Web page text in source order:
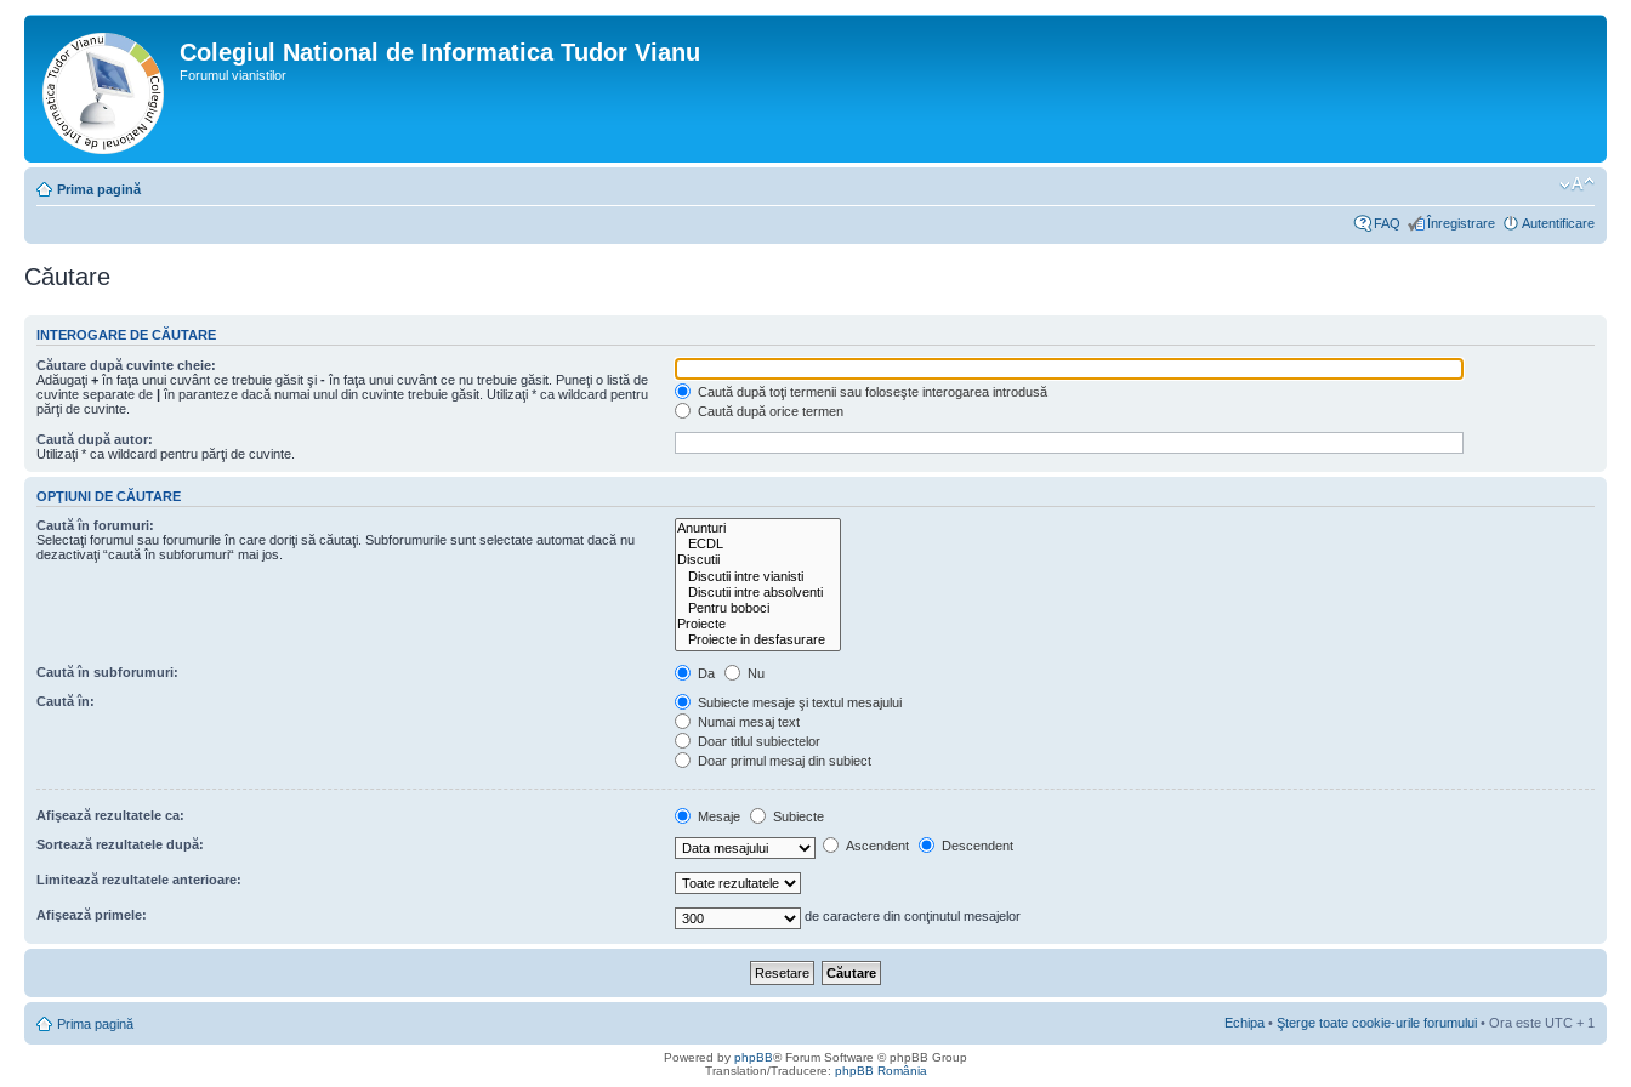
Colegiul National de Informatica Tudor Vianu
Forumul vianistilor
Prima pagină
FAQ Înregistrare Autentificare
Căutare
INTEROGARE DE CĂUTARE
Căutare după cuvinte cheie:
Adăugaţi + în faţa unui cuvânt ce trebuie găsit şi - în faţa unui cuvânt ce nu trebuie găsit. Puneţi o listă de
cuvinte separate de | în paranteze dacă numai unul din cuvinte trebuie găsit. Utilizaţi * ca wildcard pentru
părţi de cuvinte.
Caută după toţi termenii sau foloseşte interogarea introdusă
Caută după orice termen
Caută după autor:
Utilizaţi * ca wildcard pentru părţi de cuvinte.
OPŢIUNI DE CĂUTARE
Caută în forumuri:
Selectaţi forumul sau forumurile în care doriţi să căutaţi. Subforumurile sunt selectate automat dacă nu
dezactivaţi “caută în subforumuri“ mai jos.
Caută în subforumuri: Da
Nu
Caută în:
Subiecte mesaje şi textul mesajului
Numai mesaj text
Doar titlul subiectelor
Doar primul mesaj din subiect
Afişează rezultatele ca: Mesaje
Subiecte
Sortează rezultatele după:
Ascendent Descendent
Limitează rezultatele anterioare:
Afişează primele: de caractere din conţinutul mesajelor
Prima pagină Echipa • Şterge toate cookie-urile forumului • Ora este UTC + 1
Powered by phpBB® Forum Software © phpBB Group
Translation/Traducere: phpBB România